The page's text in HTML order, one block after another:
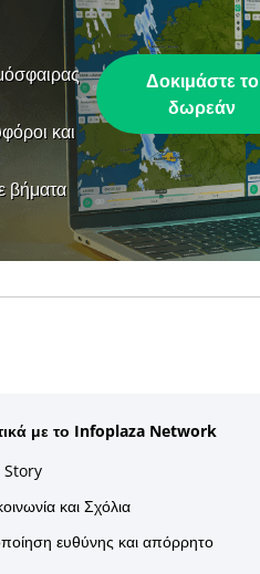
και
βήματα
Δοκιμάστε το
δωρεάν
με το Infoplaza Network
και Σχόλια
ευθύνης και απόρρητο